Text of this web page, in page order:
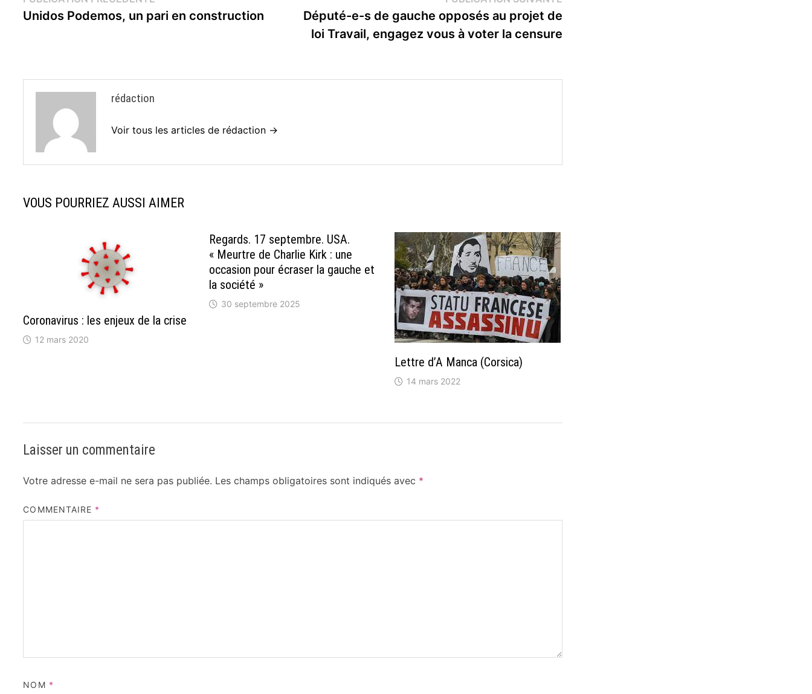
de
précédente :
Unidos Podemos, un pari en construction
suivante :
Député-e-s de gauche opposés au projet de
loi Travail, engagez vous à voter la censure
rédaction
Voir tous les articles de rédaction →
VOUS POURRIEZ AUSSI AIMER
Coronavirus : les enjeux de la crise
12 mars 2020
Regards. 17 septembre. USA.
« Meurtre de Charlie Kirk : une
occasion pour écraser la gauche et
la société »
30 septembre 2025
Lettre d’A Manca (Corsica)
14 mars 2022
Laisser un commentaire
Votre adresse e-mail ne sera pas publiée. Les champs obligatoires sont indiqués avec *
COMMENTAIRE *
NOM *